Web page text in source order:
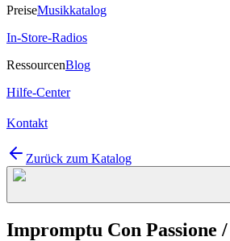
PreiseMusikkatalog
In-Store-Radios
RessourcenBlog
Hilfe-Center
Kontakt
Zurück zum Katalog
Impromptu Con Passione